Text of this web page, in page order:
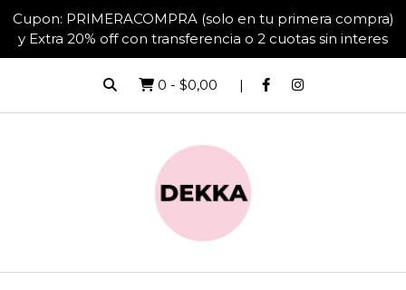
Cupon: PRIMERACOMPRA (solo en tu primera compra)
y Extra 20% off con transferencia o 2 cuotas sin interes
0 - $0,00